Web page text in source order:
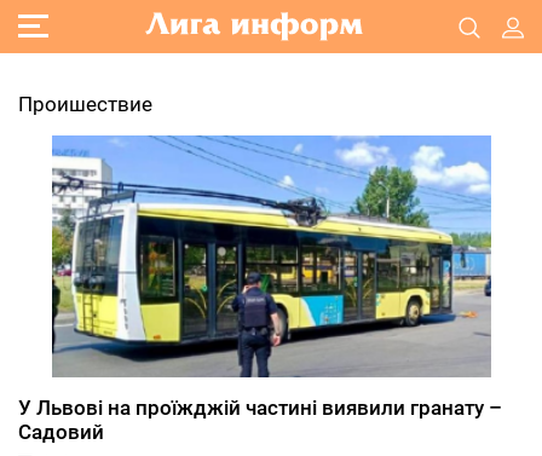
Проишествие
У Львові на проїжджій частині виявили гранату –
Садовий